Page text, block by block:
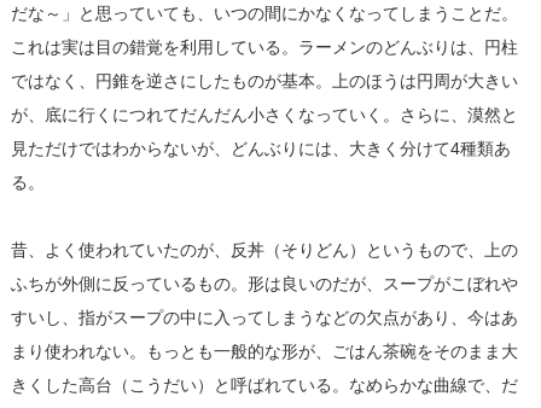
だな～」と思っていても、いつの間にかなくなってしまうことだ。
これは実は目の錯覚を利用している。ラーメンのどんぶりは、円柱
ではなく、円錐を逆さにしたものが基本。上のほうは円周が大きい
が、底に行くにつれてだんだん小さくなっていく。さらに、漠然と
見ただけではわからないが、どんぶりには、大きく分けて4種類あ
る。
昔、よく使われていたのが、反丼（そりどん）というもので、上の
ふちが外側に反っているもの。形は良いのだが、スープがこぼれや
すいし、指がスープの中に入ってしまうなどの欠点があり、今はあ
まり使われない。もっとも一般的な形が、ごはん茶碗をそのまま大
きくした高台（こうだい）と呼ばれている。なめらかな曲線で、だ